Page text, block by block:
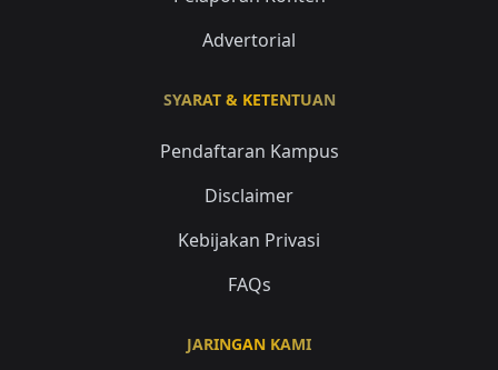
Advertorial
SYARAT & KETENTUAN
Pendaftaran Kampus
Disclaimer
Kebijakan Privasi
FAQs
JARINGAN KAMI